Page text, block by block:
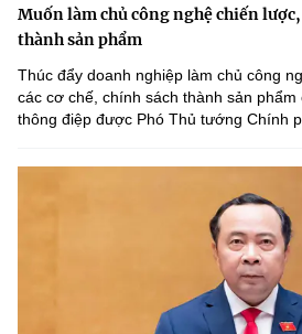
Muốn làm chủ công nghệ chiến
thành sản phẩm
Thúc đẩy doanh nghiệp làm chủ công
các cơ chế, chính sách thành sản phẩm
thông điệp được Phó Thủ tướng Chính